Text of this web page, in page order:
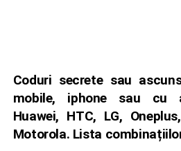
Coduri secrete sau
mobile, iphone sau cu
Huawei, HTC, LG,
Motorola. Lista